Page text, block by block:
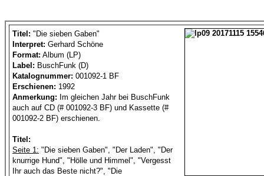
Titel: "Die sieben Gaben"
Interpret: Gerhard Schöne
Format: Album (LP)
Label: BuschFunk (D)
Katalognummer: 001092-1 BF
Erschienen: 1992
Anmerkung: Im gleichen Jahr bei BuschFunk
auch auf CD (# 001092-3 BF) und Kassette (#
001092-2 BF) erschienen.
Titel:
Seite 1: "Die sieben Gaben", "Der Laden", "Der
knurrige Hund", "Hölle und Himmel", "Vergesst
Ihr auch das Beste nicht?", "Die